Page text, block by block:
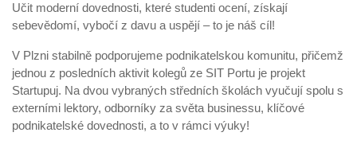
Učit moderní dovednosti, které studenti ocení, získají
sebevědomí, vybočí z davu a uspějí – to je náš cíl!
V Plzni stabilně podporujeme podnikatelskou komunitu, přičemž
jednou z posledních aktivit kolegů ze SIT Portu je projekt
Startupuj. Na dvou vybraných středních školách vyučují spolu s
externími lektory, odborníky za světa businessu, klíčové
podnikatelské dovednosti, a to v rámci výuky!